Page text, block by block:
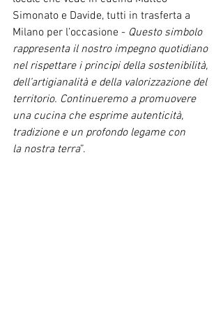
Simonato e Davide, tutti in trasferta a
Milano per l’occasione - Questo simbolo
rappresenta il nostro impegno quotidiano
nel rispettare i principi della sostenibilità,
dell’artigianalità e della valorizzazione del
territorio. Continueremo a promuovere
una cucina che esprime autenticità,
tradizione e un profondo legame con
la nostra terra”.